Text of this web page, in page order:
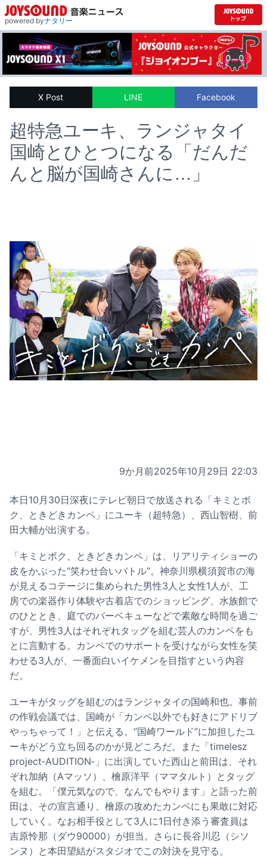
powered byナタリー
X Post LINE Facebook
超特急ユーキ、ランジャタイ
国崎とひとつになる「だんだ
んと脳が国崎さんに…」
9か月前2025年10月29日 22:03
本日10月30日深夜にテレビ朝日で放送される「キミとボ
ク、ときどきカンペ」にユーキ（超特急）、西山智樹、前
田大輔が出演する。
「キミとボク、ときどきカンペ」は、リアリティショーの
皮をかぶった“笑わせ合いバトル”。神奈川県横須賀市の海
が見えるコテージに集められた男性3人と女性1人が、工
房での楽器作り体験や古着店でのショッピング、水族館で
のひととき、庭でのバーベキューなどで素敵な時間を過ご
すが、男性3人はそれぞれタッグを組む芸人のカンペをも
とに言動する。カンペでのサポートを受けながら女性を笑
わせる3人が、一番面白いイケメンを目指すという内容
だ。
ユーキがタッグを組むのはランジャタイの国崎和也。事前
の作戦会議では、国崎が「カンペ以外でも好きにアドリブ
やっちゃって！」と伝える。“国崎ワールド”に加担したユ
ーキがどう立ち回るのかが見どころだ。また「timelesz
project‐AUDITION‐」に出演していた西山と前田は、それ
ぞれ加納（Aマッソ）、檜原洋平（ママタルト）とタッグ
を組む。「僕元気なので、なんでもやります」と語った前
田は、その宣言通り、檜原の攻めたカンペにも果敢に対応
していく。なお相手役として3人に1日付き添う審査員は
吉原怜那（ダウ90000）が担当。さらに長谷川忍（シソ
ンヌ）と本田望結がスタジオでこの対決を見守る。